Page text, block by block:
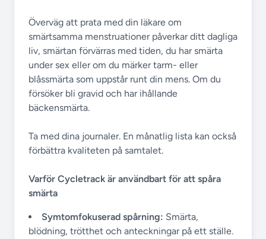
Överväg att prata med din läkare om
smärtsamma menstruationer påverkar ditt dagliga
liv, smärtan förvärras med tiden, du har smärta
under sex eller om du märker tarm- eller
blåssmärta som uppstår runt din mens. Om du
försöker bli gravid och har ihållande
bäckensmärta.
Ta med dina journaler. En månatlig lista kan också
förbättra kvaliteten på samtalet.
Varför Cycletrack är användbart för att spåra
smärta
Symtomfokuserad spårning: Smärta,
blödning, trötthet och anteckningar på ett ställe.